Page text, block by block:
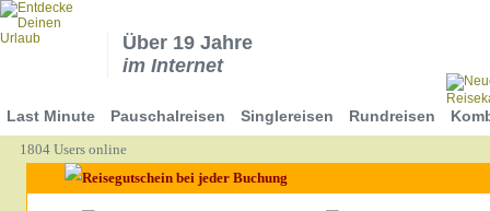
Über 19 Jahre
im Internet
Last Minute Pauschalreisen Singlereisen Rundreisen
1804 Users online